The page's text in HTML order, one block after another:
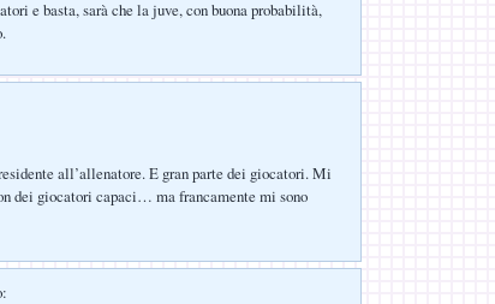
e basta, sarà che la juve, con buona probabilità,
all’allenatore. E gran parte dei giocatori. Mi
dei giocatori capaci… ma francamente mi sono